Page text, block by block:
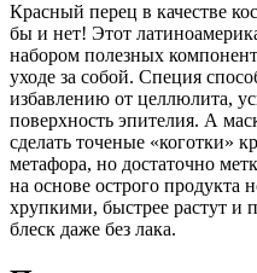
Красный перец в качестве
бы и нет! Этот
набором полезных
уходе за собой. Специя
избавлению от целлюлита,
поверхность эпителия. А
сделать точеные «коготки»
метафора, но достаточно
на основе острого продукта
хрупкими, быстрее растут и
блеск даже без лака.